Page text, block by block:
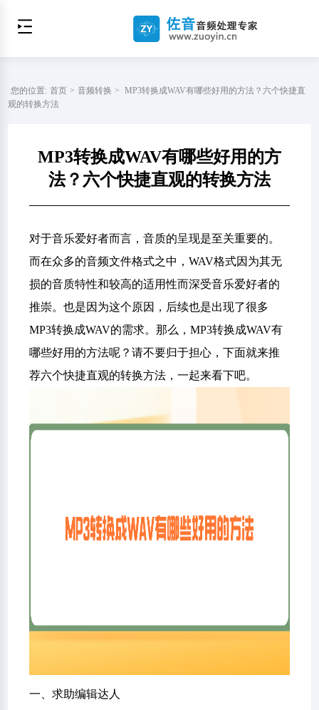
您的位置: 首页 > 音频转换 > MP3转换成WAV有哪些好用的方法？六个快捷直
观的转换方法
MP3转换成WAV有哪些好用的方
法？六个快捷直观的转换方法
对于音乐爱好者而言，音质的呈现是至关重要的。
而在众多的音频文件格式之中，WAV格式因为其无
损的音质特性和较高的适用性而深受音乐爱好者的
推崇。也是因为这个原因，后续也是出现了很多
MP3转换成WAV的需求。那么，MP3转换成WAV有
哪些好用的方法呢？请不要归于担心，下面就来推
荐六个快捷直观的转换方法，一起来看下吧。
一、求助编辑达人